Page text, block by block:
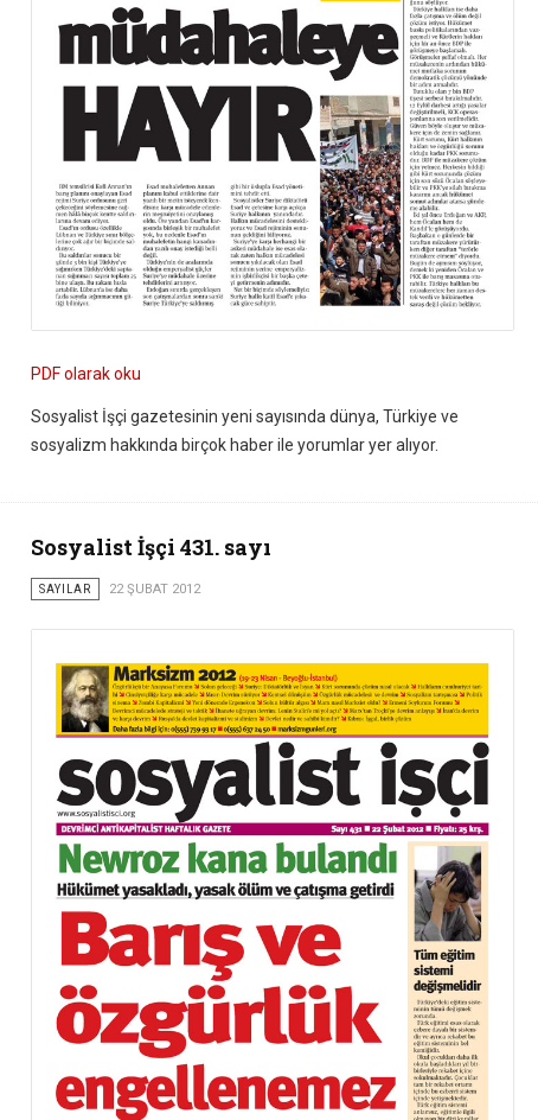
PDF olarak oku
Sosyalist İşçi gazetesinin yeni sayısında dünya, Türkiye ve
sosyalizm hakkında birçok haber ile yorumlar yer alıyor.
Sosyalist İşçi 431. sayı
SAYILAR 22 ŞUBAT 2012